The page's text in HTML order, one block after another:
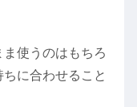
使うのはもちろ
に合わせること